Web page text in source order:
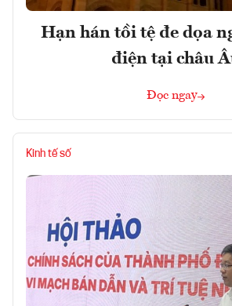
Hạn hán tồi tệ đe dọa
điện tại châu
Đọc ngay
Kinh tế số